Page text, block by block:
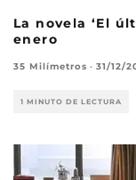
La novela ‘El
enero
35 Milímetros · 31/12/
1 MINUTO DE LECTURA